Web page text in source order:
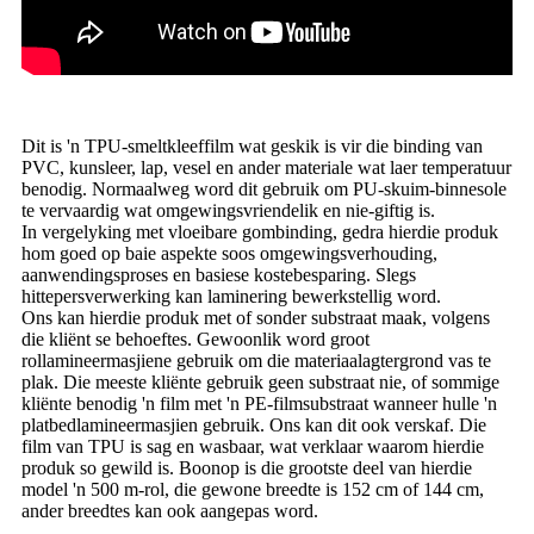
Dit is 'n TPU-smeltkleeffilm wat geskik is vir die binding van
PVC, kunsleer, lap, vesel en ander materiale wat laer temperatuur
benodig. Normaalweg word dit gebruik om PU-skuim-binnesole
te vervaardig wat omgewingsvriendelik en nie-giftig is.
In vergelyking met vloeibare gombinding, gedra hierdie produk
hom goed op baie aspekte soos omgewingsverhouding,
aanwendingsproses en basiese kostebesparing. Slegs
hittepersverwerking kan laminering bewerkstellig word.
Ons kan hierdie produk met of sonder substraat maak, volgens
die kliënt se behoeftes. Gewoonlik word groot
rollamineermasjiene gebruik om die materiaalagtergrond vas te
plak. Die meeste kliënte gebruik geen substraat nie, of sommige
kliënte benodig 'n film met 'n PE-filmsubstraat wanneer hulle 'n
platbedlamineermasjien gebruik. Ons kan dit ook verskaf. Die
film van TPU is sag en wasbaar, wat verklaar waarom hierdie
produk so gewild is. Boonop is die grootste deel van hierdie
model 'n 500 m-rol, die gewone breedte is 152 cm of 144 cm,
ander breedtes kan ook aangepas word.